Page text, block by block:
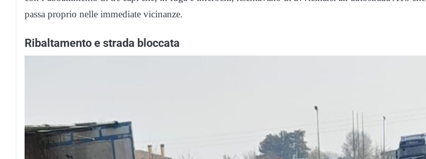
passa proprio nelle immediate vicinanze.
Ribaltamento e strada bloccata